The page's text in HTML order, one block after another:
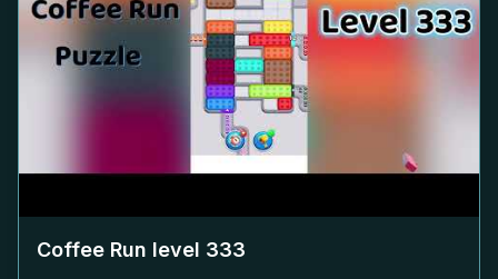
Coffee Run level 333